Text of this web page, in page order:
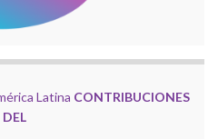
Latina CONTRIBUCIONES
DEL